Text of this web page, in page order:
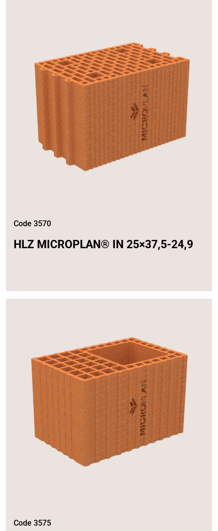
Code 3570
HLZ MICROPLAN® IN 25×37,5-24,9
Code 3575